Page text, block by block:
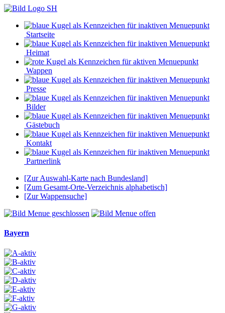
Startseite
Heimat
Wappen
Presse
Bilder
Gästebuch
Kontakt
Partnerlink
[Zur Auswahl-Karte nach Bundesland]
[Zum Gesamt-Orte-Verzeichnis alphabetisch]
[Zur Wappensuche]
Bayern